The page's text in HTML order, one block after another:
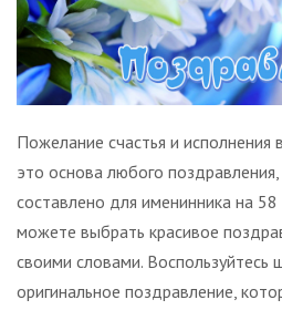
Пожелание счастья и исполнения
это основа любого
составлено для именинника на
можете выбрать красивое
своими словами. Воспользуйтесь
оригинальное поздравление,